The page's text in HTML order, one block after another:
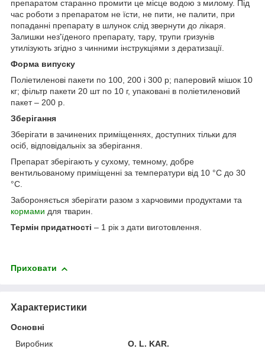
препаратом старанно промити це місце водою з милому. Під
час роботи з препаратом не їсти, не пити, не палити, при
попаданні препарату в шлунок слід звернути до лікаря.
Залишки нез'їденого препарату, тару, трупи гризунів
утилізують згідно з чинними інструкціями з дератизації.
Форма випуску
Поліетиленові пакети по 100, 200 і 300 р; паперовий мішок 10
кг; фільтр пакети 20 шт по 10 г, упаковані в поліетиленовий
пакет – 200 р.
Зберігання
Зберігати в зачинених приміщеннях, доступних тільки для
осіб, відповідальніх за зберігання.
Препарат зберігають у сухому, темному, добре
вентильованому приміщенні за температури від 10 °С до 30
°С.
Забороняється зберігати разом з харчовими продуктами та
кормами для тварин.
Термін придатності – 1 рік з дати виготовлення.
Приховати
Характеристики
Основні
Виробник
O. L. KAR.